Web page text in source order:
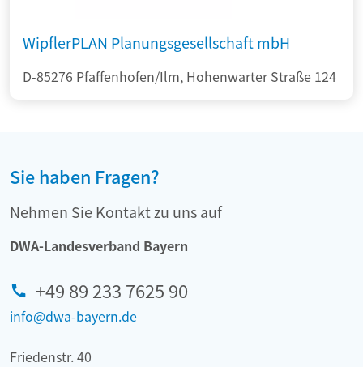
WipflerPLAN Planungsgesellschaft mbH
D-85276 Pfaffenhofen/Ilm, Hohenwarter Straße 124
Sie haben Fragen?
Nehmen Sie Kontakt zu uns auf
DWA-Landesverband Bayern
+49 89 233 7625 90
info@dwa-bayern.de
Friedenstr. 40